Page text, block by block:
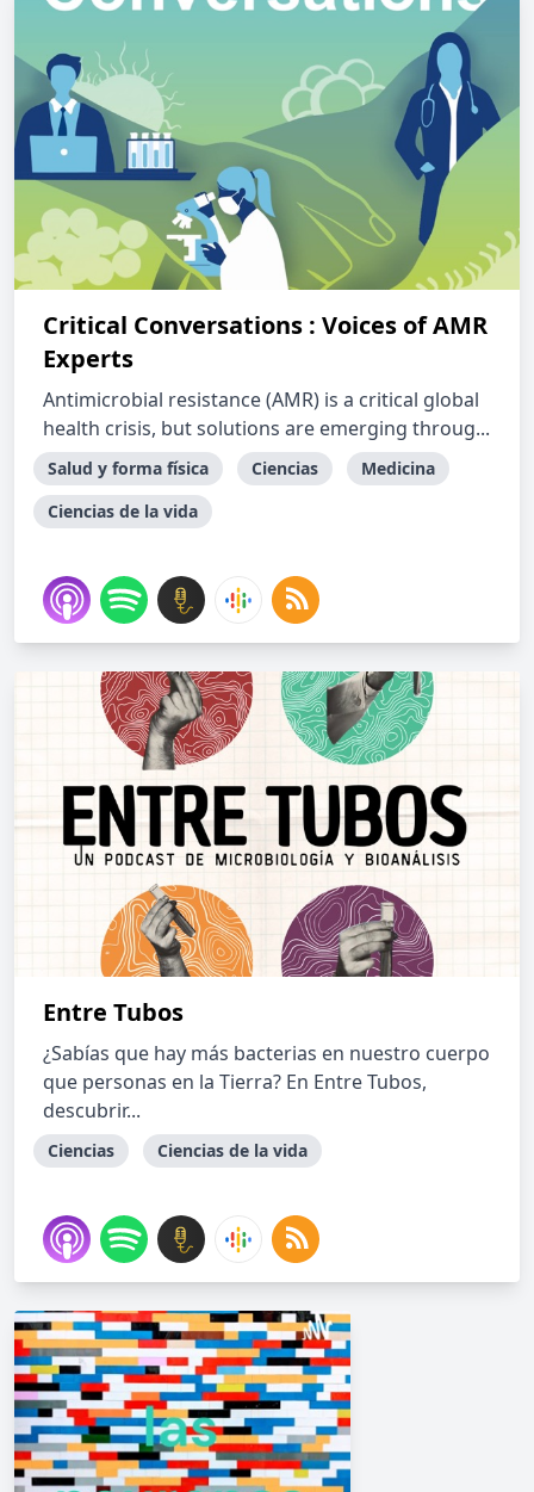
Critical Conversations : Voices of AMR
Experts
Antimicrobial resistance (AMR) is a critical global
health crisis, but solutions are emerging throug...
Salud y forma física Ciencias
Medicina
Ciencias de la vida
Entre Tubos
¿Sabías que hay más bacterias en nuestro cuerpo
que personas en la Tierra? En Entre Tubos,
descubrir...
Ciencias Ciencias de la vida